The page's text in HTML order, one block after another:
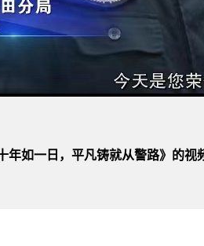
如一日，平凡铸就从警路》的